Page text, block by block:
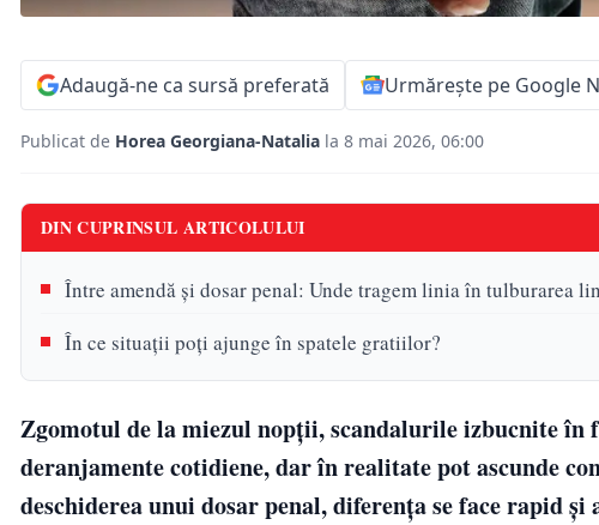
Adaugă-ne ca sursă preferată Urmărește pe Google
Publicat de Horea Georgiana-Natalia la 8 mai 2026, 06:00
DIN CUPRINSUL ARTICOLULUI
Între amendă și dosar penal: Unde tragem linia în tulburarea
În ce situații poți ajunge în spatele gratiilor?
Zgomotul de la miezul nopții, scandalurile izbucnite
deranjamente cotidiene, dar în realitate pot ascunde
deschiderea unui dosar penal, diferența se face rapid